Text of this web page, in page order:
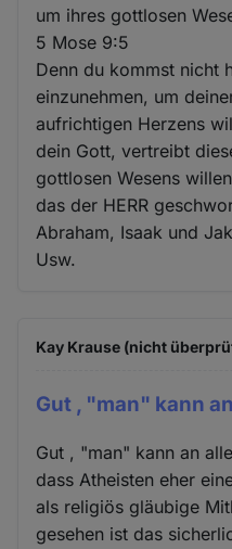
um ihres gottlosen
5 Mose 9:5
Denn du kommst nicht
einzunehmen, um
aufrichtigen Herzens
dein Gott, vertreibt
gottlosen Wesens
das der HERR
Abraham, Isaak und
Usw.
Kay Krause (nicht
Gut , "man" kann
Gut , "man" kann an
dass Atheisten eher
als religiös gläubige
gesehen ist das